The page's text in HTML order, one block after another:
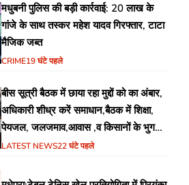
मधुबनी पुलिस की बड़ी कार्रवाई: 20 लाख के
गांजे के साथ तस्कर महेश यादव गिरफ्तार, टाटा
मैजिक जब्त
CRIME19 घंटे पहले
बीस सूत्री बैठक में छाया रहा मुद्दों को का अंबार,
अधिकारी शीध्र करें समाधान,बैठक में शिक्षा,
पेयजल, जलजमाव,आवास ,व किसानों के भुगतान
का उठा मुद्दा
LATEST NEWS22 घंटे पहले